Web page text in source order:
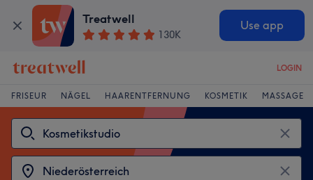
Treatwell
130K
Use app
LOGIN
FRISEUR NÄGEL HAARENTFERNUNG KOSMETIK MASSAGE